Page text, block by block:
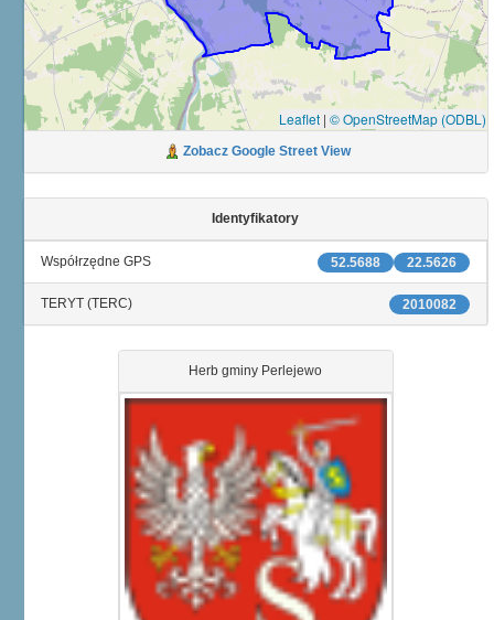
Leaflet | © OpenStreetMap (ODBL)
Zobacz Google Street View
Identyfikatory
22.5626
52.5688
Współrzędne GPS
TERYT (TERC) 2010082
Herb gminy Perlejewo